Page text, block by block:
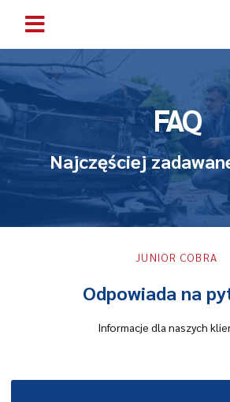
FAQ
Najczęściej
JUNIOR COBRA
Odpowiada na
Informacje dla naszych